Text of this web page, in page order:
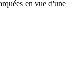
en vue d'une